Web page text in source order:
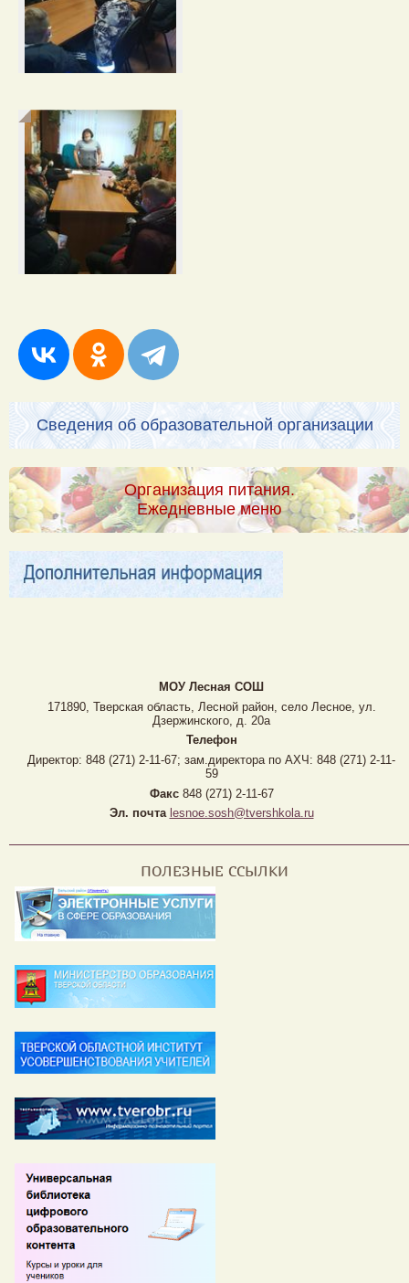
Сведения об образовательной организации
Организация питания.
Ежедневные меню
МОУ Лесная CОШ
171890, Тверская область, Лесной район, село Лесное, ул.
Дзержинского, д. 20а
Телефон
Директор: 848 (271) 2-11-67; зам.директора по АХЧ: 848 (271) 2-11-
59
Факс848 (271) 2-11-67
Эл. почта lesnoe.sosh@tvershkola.ru
ПОЛЕЗНЫЕ ССЫЛКИ